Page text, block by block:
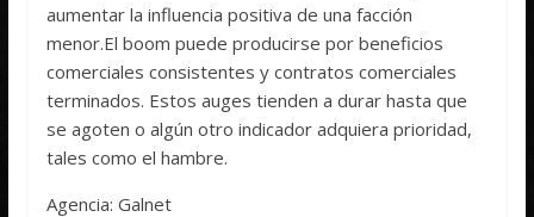
aumentar la influencia positiva de una facción
menor.El boom puede producirse por beneficios
comerciales consistentes y contratos comerciales
terminados. Estos auges tienden a durar hasta que
se agoten o algún otro indicador adquiera prioridad,
tales como el hambre.
Agencia: Galnet